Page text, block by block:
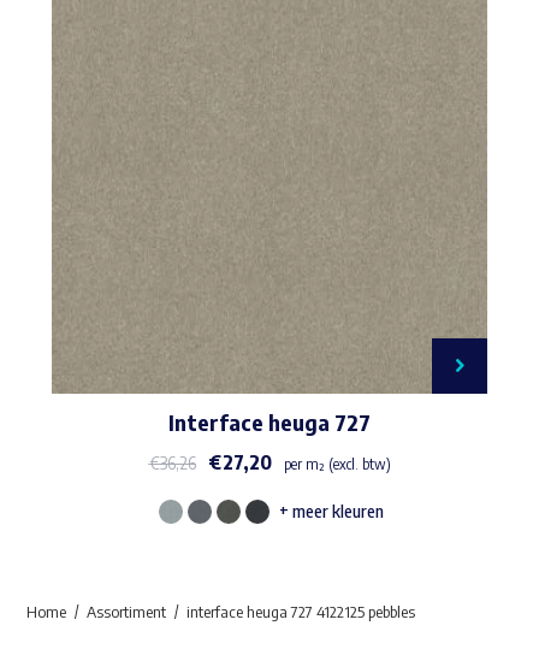
Interface heuga 727
€36,26 €27,20 per m² (excl. btw)
Dit
meerdere
+ meer kleuren
Home Assortiment interface heuga 727 4122125 pebbles